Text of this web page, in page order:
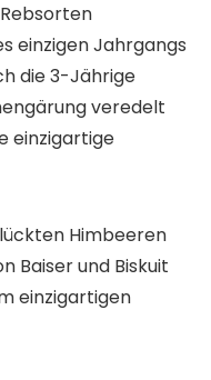
einzigen Jahrgangs
die 3-Jährige
veredelt
einzigartige
Himbeeren
Baiser und Biskuit
einzigartigen